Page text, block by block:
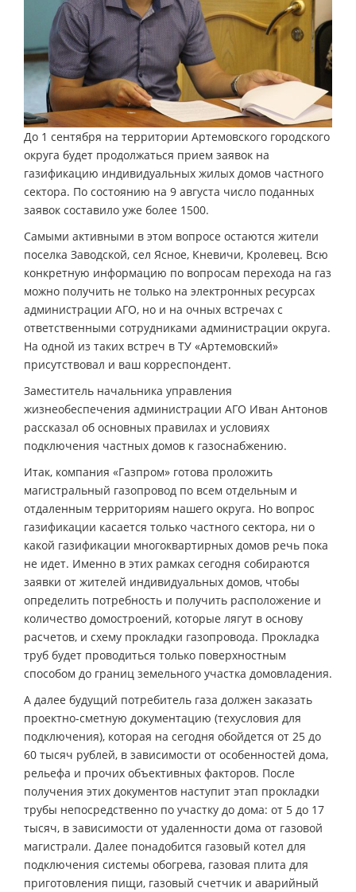
До 1 сентября на территории Артемовского городского
округа будет продолжаться прием заявок на
газификацию индивидуальных жилых домов частного
сектора. По состоянию на 9 августа число поданных
заявок составило уже более 1500.
Самыми активными в этом вопросе остаются жители
поселка Заводской, сел Ясное, Кневичи, Кролевец. Всю
конкретную информацию по вопросам перехода на газ
можно получить не только на электронных ресурсах
администрации АГО, но и на очных встречах с
ответственными сотрудниками администрации округа.
На одной из таких встреч в ТУ «Артемовский»
присутствовал и ваш корреспондент.
Заместитель начальника управления
жизнеобеспечения администрации АГО Иван Антонов
рассказал об основных правилах и условиях
подключения частных домов к газоснабжению.
Итак, компания «Газпром» готова проложить
магистральный газопровод по всем отдельным и
отдаленным территориям нашего округа. Но вопрос
газификации касается только частного сектора, ни о
какой газификации многоквартирных домов речь пока
не идет. Именно в этих рамках сегодня собираются
заявки от жителей индивидуальных домов, чтобы
определить потребность и получить расположение и
количество домостроений, которые лягут в основу
расчетов, и схему прокладки газопровода. Прокладка
труб будет проводиться только поверхностным
способом до границ земельного участка домовладения.
А далее будущий потребитель газа должен заказать
проектно-сметную документацию (техусловия для
подключения), которая на сегодня обойдется от 25 до
60 тысяч рублей, в зависимости от особенностей дома,
рельефа и прочих объективных факторов. После
получения этих документов наступит этап прокладки
трубы непосредственно по участку до дома: от 5 до 17
тысяч, в зависимости от удаленности дома от газовой
магистрали. Далее понадобится газовый котел для
подключения системы обогрева, газовая плита для
приготовления пищи, газовый счетчик и аварийный